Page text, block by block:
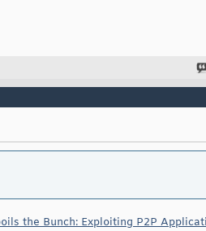
the Bunch: Exploiting P2P